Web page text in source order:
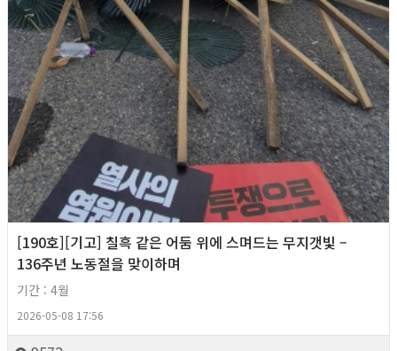
[190호][기고] 칠흑 같은 어둠 위에 스며드는 무지갯빛 –
136주년 노동절을 맞이하며
기간 : 4월
2026-05-08 17:56